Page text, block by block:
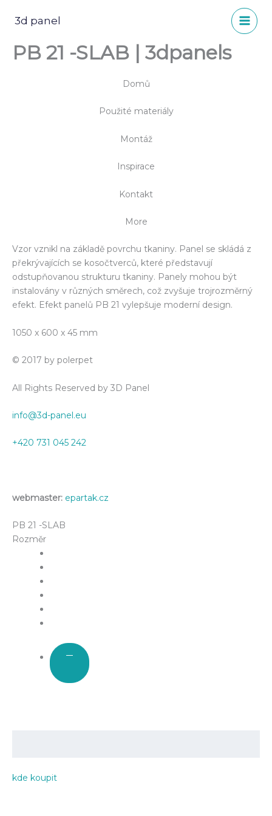
3d panel
PB 21 -SLAB | 3dpanels
Domů
Použité materiály
Montáž
Inspirace
Kontakt
More
Vzor vznikl na základě povrchu tkaniny. Panel se skládá z
překrývajících se kosočtverců, které představují
odstupňovanou strukturu tkaniny. Panely mohou být
instalovány v různých směrech, což zvyšuje trojrozměrný
efekt. Efekt panelů PB 21 vylepšuje moderní design.
1050 x 600 x 45 mm
© 2017 by polerpet
All Rights Reserved by 3D Panel
info@3d-panel.eu
+420 731 045 242
webmaster: epartak.cz
PB 21 -SLAB
Rozměr
kde koupit